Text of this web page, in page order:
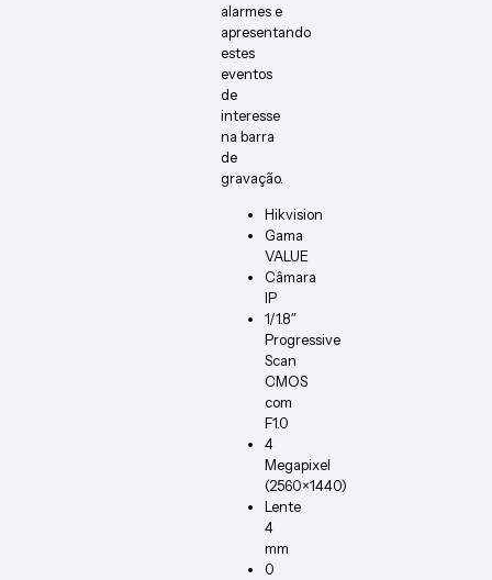
alarmes e
apresentando
estes
eventos
de
interesse
na barra
de
gravação.
Hikvision
Gama
VALUE
Câmara
IP
1/1.8″
Progressive
Scan
CMOS
com
F1.0
4
Megapixel
(2560×1440)
Lente
4
mm
0